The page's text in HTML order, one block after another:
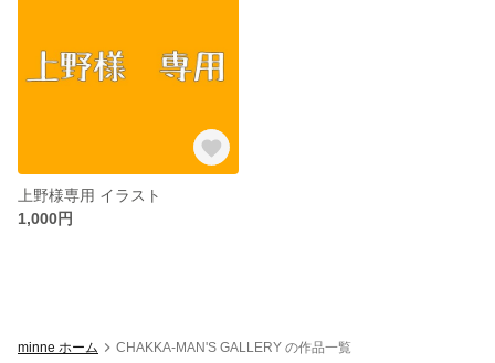
上野様専用 イラスト
1,000円
minne ホーム CHAKKA-MAN'S GALLERY の作品一覧